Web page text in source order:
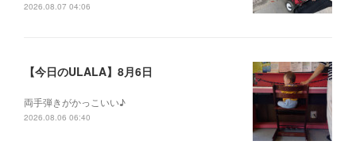
2026.08.07 04:06
【今日のULALA】8月6日
両手弾きがかっこいい♪
2026.08.06 06:40